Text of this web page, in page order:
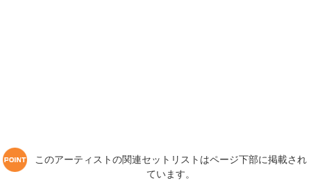
このアーティストの関連セットリストはページ下部に掲載され
ています。